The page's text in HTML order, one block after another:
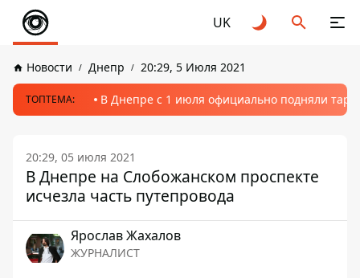
UK
Новости Днепр 20:29, 5 Июля 2021
ТОПТЕМА: В Днепре с 1 июля официально подняли
20:29, 05 июля 2021
В Днепре на Слобожанском проспекте
исчезла часть путепровода
Ярослав Жахалов
ЖУРНАЛИСТ